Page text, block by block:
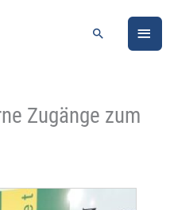
Suchen
Zugänge zum